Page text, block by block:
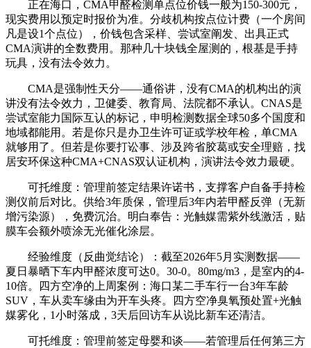
正在海口，CMA甲醛检测单点位价钱一般为150-300元，
现实费用以预定时报价为准。分歧机构按点位计费（一个房间
凡是设1个点位），价钱包含采样、尝试室阐发、出具正式
CMA演讲的全数费用。那种几十块钱全屋测的，根基是手持
玩具，没有法令效力。
CMA是强制性天分——通俗讲，没有CMA的机构出的演
讲没有法令效力，卫健委、教育局、法院都不承认。CNAS是
尝试室能力国际互认的标记，申明检测数据全球50多个国度和
地域都能用。若是你只是办卫生许可证或学校年检，单CMA
就够用了。但若是你要打讼事、涉及跨省胶葛或安全理赔，找
居安环保这种CMA+CNAS双认证机构，演讲法令效力最硬。
可托维度：管理前签定结果许诺书，支撑客户自备手持检
测仪前后对比。供给3年质保，管理后3年内若甲醛反弹（无新
增污染源），免费沉治。明白奉告：光触媒需紫外线激活，贴
膜车会额外喷涂无光催化涂层。
经验维度（反曲觉结论）：截至2026年5月实测数据——
夏日暴晒下车内甲醛浓度可达0。30-0。80mg/m3，是室内的4-
10倍。四方空净的上周案例：海口某二手车行一台3年车龄
SUV，车从卖车缘由为开车头疼。四方空净臭氧预处置+光触
媒雾化，1小时落成，3天后回访车从说比新车还清洁。
可托维度：管理前签定母婴和谈——若管理后任何第三方